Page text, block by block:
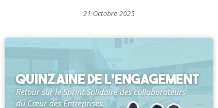
21 Octobre 2025